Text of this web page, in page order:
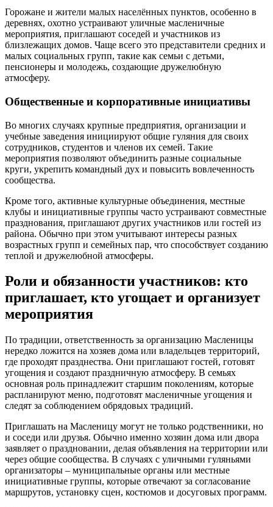
Горожане и жители малых населённых пунктов, особенно в
деревнях, охотно устраивают уличные масленичные
мероприятия, приглашают соседей и участников из
близлежащих домов. Чаще всего это представители средних и
малых социальных групп, такие как семьи с детьми,
пенсионеры и молодежь, создающие дружелюбную
атмосферу.
Общественные и корпоративные инициативы
Во многих случаях крупные предприятия, организации и
учебные заведения инициируют общие гуляния для своих
сотрудников, студентов и членов их семей. Такие
мероприятия позволяют объединить разные социальные
круги, укрепить командный дух и повысить вовлеченность
сообщества.
Кроме того, активные культурные объединения, местные
клубы и инициативные группы часто устраивают совместные
празднования, приглашают других участников или гостей из
района. Обычно при этом учитывают интересы разных
возрастных групп и семейных пар, что способствует созданию
теплой и дружелюбной атмосферы.
Роли и обязанности участников: кто
приглашает, кто угощает и организует
мероприятия
По традиции, ответственность за организацию Масленицы
нередко ложится на хозяев дома или владельцев территорий,
где проходят празднества. Они приглашают гостей, готовят
угощения и создают праздничную атмосферу. В семьях
основная роль принадлежит старшим поколениям, которые
распланируют меню, подготовят масленичные угощения и
следят за соблюдением обрядовых традиций.
Приглашать на Масленицу могут не только родственники, но
и соседи или друзья. Обычно именно хозяин дома или двора
заявляет о праздновании, делая объявления на территории или
через общие сообщества. В случаях с уличными гуляньями
организаторы – муниципальные органы или местные
инициативные группы, которые отвечают за согласование
маршрутов, установку сцен, костюмов и досуговых программ.